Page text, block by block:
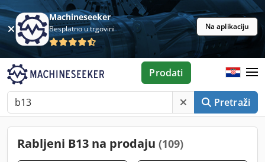
Machineseeker
Besplatno u trgovini Na aplikaciju
Pretraži
Prodati
Rabljeni B13 na prodaju (109)